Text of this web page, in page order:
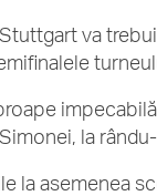
va
la
la asemenea